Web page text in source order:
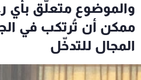
والموضوع متعلّق بأي
ممكن أن تُرتكب في
المجال للتدخّل
سياسة
إقتصاد
منوعات